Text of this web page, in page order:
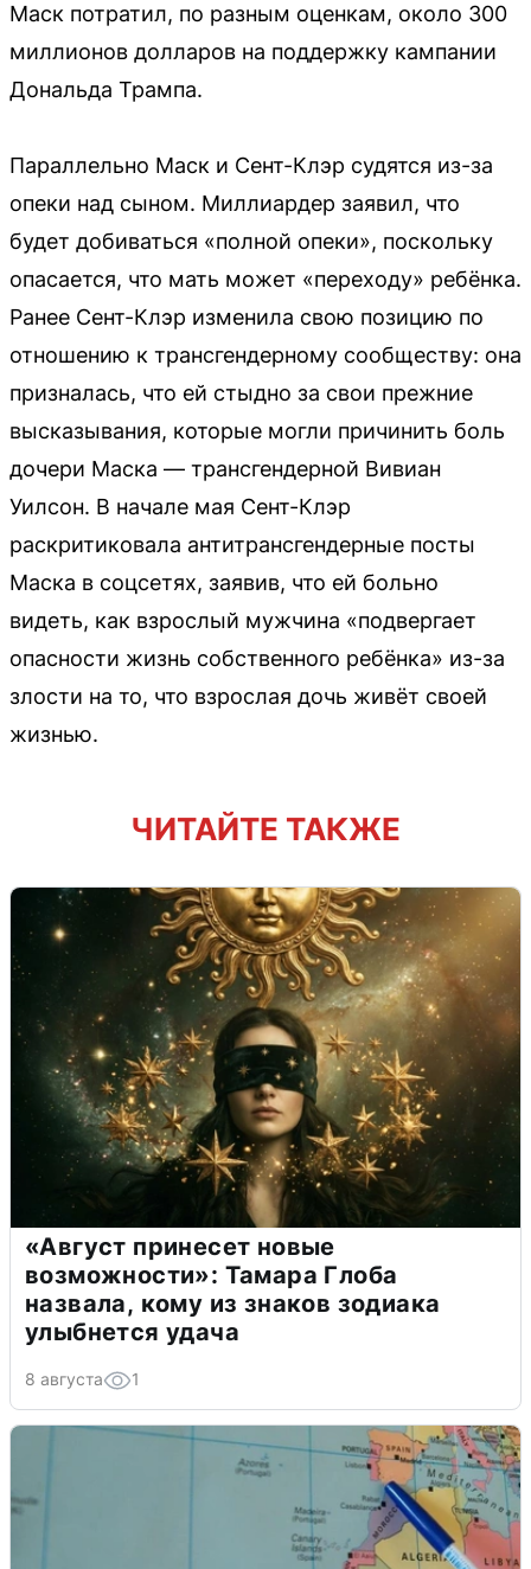
Маск потратил, по разным оценкам, около 300
миллионов долларов на поддержку кампании
Дональда Трампа.
Параллельно Маск и Сент-Клэр судятся из-за
опеки над сыном. Миллиардер заявил, что
будет добиваться «полной опеки», поскольку
опасается, что мать может «переходу» ребёнка.
Ранее Сент-Клэр изменила свою позицию по
отношению к трансгендерному сообществу: она
призналась, что ей стыдно за свои прежние
высказывания, которые могли причинить боль
дочери Маска — трансгендерной Вивиан
Уилсон. В начале мая Сент-Клэр
раскритиковала антитрансгендерные посты
Маска в соцсетях, заявив, что ей больно
видеть, как взрослый мужчина «подвергает
опасности жизнь собственного ребёнка» из-за
злости на то, что взрослая дочь живёт своей
жизнью.
ЧИТАЙТЕ ТАКЖЕ
«Август принесет новые
возможности»: Тамара Глоба
назвала, кому из знаков зодиака
улыбнется удача
8 августа 1